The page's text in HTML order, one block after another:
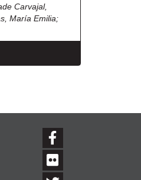
Carvajal,
María Emilia;